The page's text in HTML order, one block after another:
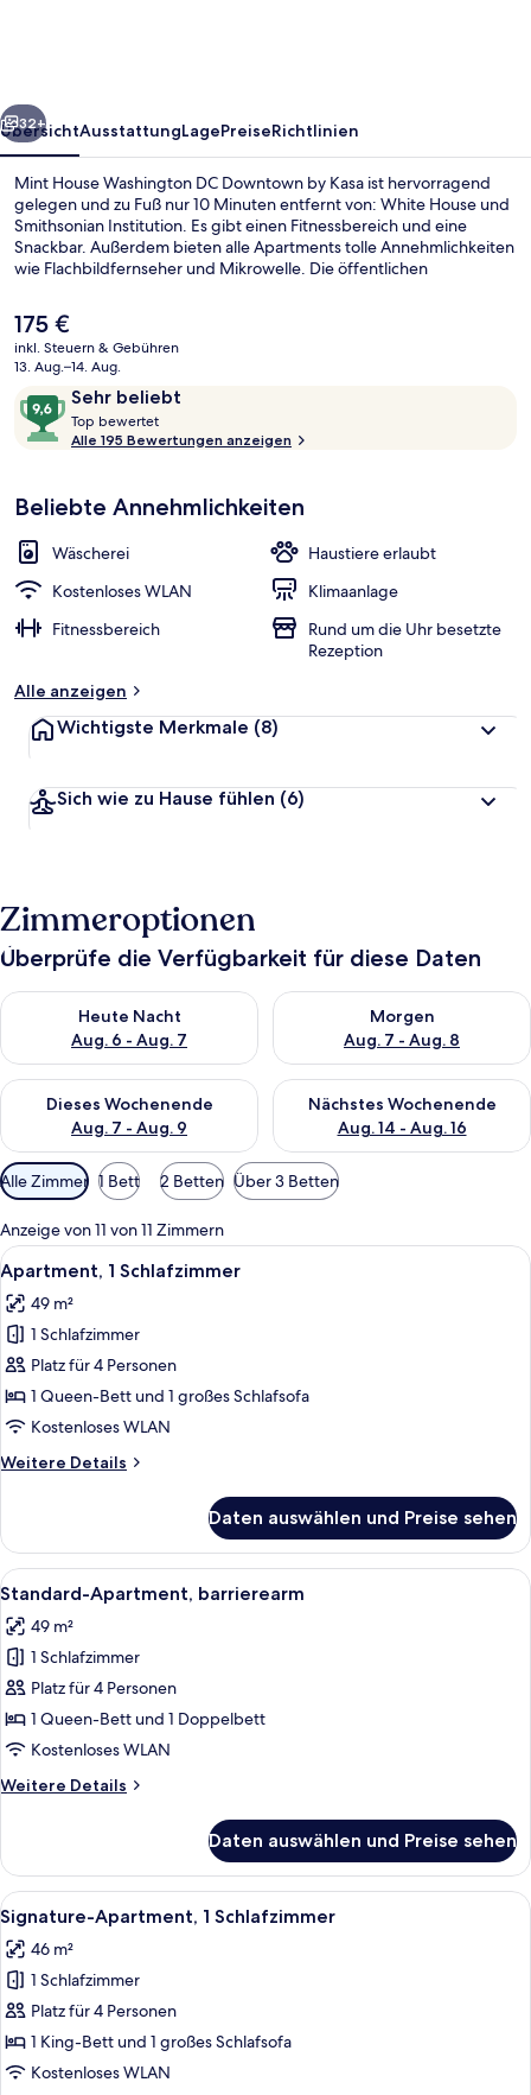
Kasa
Weiter
32+
ÜbersichtAusstattungLagePreiseRichtlinien
Mint House Washington DC Downtown by Kasa ist hervorragend
gelegen und zu Fuß nur 10 Minuten entfernt von: White House und
Smithsonian Institution. Es gibt einen Fitnessbereich und eine
Snackbar. Außerdem bieten alle Apartments tolle Annehmlichkeiten
wie Flachbildfernseher und Mikrowelle. Die öffentlichen
Station McPherson Sq. sind es 4 Minuten und zur Station Farragut
North 8 Minuten.
Der
aktuelle
Preis
175 €.
175 €
inkl. Steuern & Gebühren
13. Aug.–14. Aug.
Bewertungen
Sehr beliebt
9,6
von
10,
beliebt
Top bewertet
o
b
r
Alle 195 Bewertungen anzeigen
Beliebte Annehmlichkeiten
Wäscherei
Haustiere erlaubt
Kostenloses WLAN
Klimaanlage
Fitnessbereich
Rund um die Uhr besetzte
Rezeption
Alle anzeigen
Wichtigste Merkmale (8)
Sich wie zu Hause fühlen (6)
Zimmeroptionen
Überprüfe die Verfügbarkeit für diese Daten
Heute Nacht
Aug. 6 - Aug. 7
Überprüfe die Verfügbarkeit für heute Nacht, Aug. 6 - Aug. 7.
Morgen
Aug. 7 - Aug. 8
Überprüfe die Verfügbarkeit
Dieses Wochenende
Aug. 7 - Aug. 9
Überprüfe die Verfügbarkeit für dieses Wochenende, Aug. 7
Nächstes Wochenende
Aug. 14 - Aug. 16
Überprüfe die Verfügbarkeit
Verfügbare
Filter
für
Zimmer
Alle Zimmer 1 Bett 2 Betten Über 3 Betten
Anzeige von 11 von 11 Zimmern
Alle
Fotos
für
Apartment,
1
Schlafzimmer
anzeigen
Ein Hotelzimmer mit einem
7
Apartment, 1 Schlafzimmer
49 m²
1 Schlafzimmer
Platz für 4 Personen
1 Queen-Bett und 1 großes Schlafsofa
Kostenloses WLAN
Weitere Details
Weitere
1
Schlafzimmer
Daten auswählen und Preise sehen
Alle
Fotos
für
Standard-
Apartment,
barrierearm
anzeigen
Ein modernes Wohnzimmer mit
6
Standard-Apartment, barrierearm
49 m²
1 Schlafzimmer
Platz für 4 Personen
1 Queen-Bett und 1 Doppelbett
Kostenloses WLAN
Weitere Details
Weitere
Apartment,
barrierearm
Daten auswählen und Preise sehen
Alle
Fotos
für
Signature-
Apartment,
1
Schlafzimmer
Ein Hotelzimmer mit einem
6
Signature-Apartment, 1 Schlafzimmer
46 m²
1 Schlafzimmer
Platz für 4 Personen
1 King-Bett und 1 großes Schlafsofa
Kostenloses WLAN